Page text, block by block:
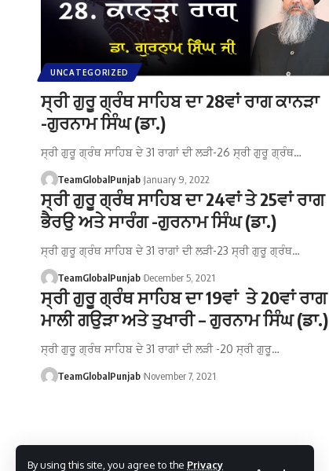
By using this site, you agree to the Privacy
UNCATEGORIZED
ਸ੍ਰੀ ਗੁਰੂ ਗ੍ਰੰਥ ਸਾਹਿਬ ਦਾ 28ਵਾਂ ਰਾਗ ਕਾਨੜਾ
-ਗੁਰਨਾਮ ਸਿੰਘ (ਡਾ.)
ਸ੍ਰੀ ਗੁਰੂ ਗ੍ਰੰਥ ਸਾਹਿਬ ਦੇ 31 ਰਾਗਾਂ ਦੀ ਲੜੀ-26 ਸ੍ਰੀ ਗੁਰੂ ਗ੍ਰੰਥ…
TeamGlobalPunjab January 9, 2022
ਸ੍ਰੀ ਗੁਰੂ ਗ੍ਰੰਥ ਸਾਹਿਬ ਦਾ 24ਵਾਂ ਤੇ 25ਵਾਂ ਰਾਗ
ਭੈਰਉ ਅਤੇ ਸਾਰੰਗ -ਗੁਰਨਾਮ ਸਿੰਘ (ਡਾ.)
ਸ੍ਰੀ ਗੁਰੂ ਗ੍ਰੰਥ ਸਾਹਿਬ ਦੇ 31 ਰਾਗਾਂ ਦੀ ਲੜੀ-23 ਸ੍ਰੀ ਗੁਰੂ ਗ੍ਰੰਥ…
TeamGlobalPunjab December 5, 2021
ਸ੍ਰੀ ਗੁਰੂ ਗ੍ਰੰਥ ਸਾਹਿਬ ਦਾ 19ਵਾਂ ਤੇ 20ਵਾਂ ਰਾਗ
ਮਾਲੀ ਗਉੜਾ ਅਤੇ ਤੁਖਾਰੀ – ਗੁਰਨਾਮ ਸਿੰਘ (ਡਾ.)
ਸ੍ਰੀ ਗੁਰੂ ਗ੍ਰੰਥ ਸਾਹਿਬ ਦੇ 31 ਰਾਗਾਂ ਦੀ ਲੜੀ -20 ਸ੍ਰੀ ਗੁਰੂ…
TeamGlobalPunjab November 7, 2021